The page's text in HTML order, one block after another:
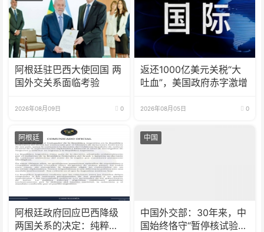
阿根廷驻巴西大使回国 两
国外交关系面临考验
2026年08月09日 0
返还1000亿美元关税“大
吐血”，美国政府赤字激增
2026年08月05日 0
阿根廷
阿根廷政府回应巴西降级
两国关系的决定：纯粹意
中国
中国外交部：30年来，中
国始终恪守“暂停核试验”